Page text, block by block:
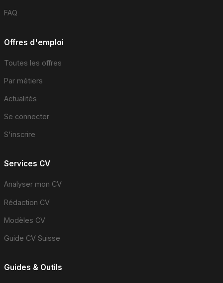
FAQ
Offres d'emploi
Toutes les offres
Par métiers
Actualités
Se connecter
S'inscrire
Services CV
Analyser mon CV
Rédaction CV
Modèles CV
Guide CV Suisse
Guides & Outils